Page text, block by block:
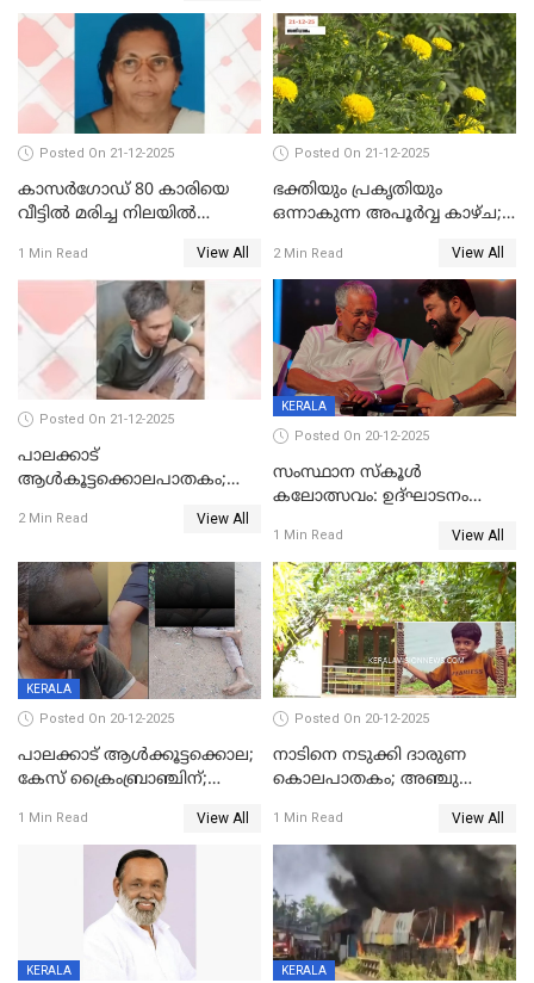
ജനറൽ
ആശുപത്രിയിലെത്തിച്ചു
Posted On 21-12-2025
കാസർഗോഡ് 80 കാരിയെ
വീട്ടിൽ മരിച്ച നിലയിൽ
1 Min Read View All
Posted On 21-12-2025
ഭക്തിയും പ്രകൃതിയും
ഒന്നാകുന്ന അപൂര്‍വ്വ കാഴ്ച;
കാഴ്ചാനുഭവമൊരുക്കി
ശബരീ നന്ദനം
2 Min Read View All
Posted On 21-12-2025
പാലക്കാട്‌
ആൾകൂട്ടക്കൊലപാതകം;
ഊർജ്ജിതമാക്കിമാക്കി
2 Min Read View All
KERALA
Posted On 20-12-2025
സംസ്ഥാന സ്കൂൾ
കലോത്സവം: ഉദ്ഘാടനം
മുഖ്യാതിഥിയായി
മോഹൻലാൽ
1 Min Read View All
KERALA
Posted On 20-12-2025
പാലക്കാട് ആൾക്കൂട്ടക്കൊല;
കേസ് ക്രൈംബ്രാഞ്ചിന്;
അന്വേഷിക്കും
1 Min Read View All
Posted On 20-12-2025
നാടിനെ നടുക്കി ദാരുണ
കൊലപാതകം; അഞ്ചു
കഴുത്തുഞെരിച്ച് കൊന്നു
1 Min Read View All
KERALA KERALA